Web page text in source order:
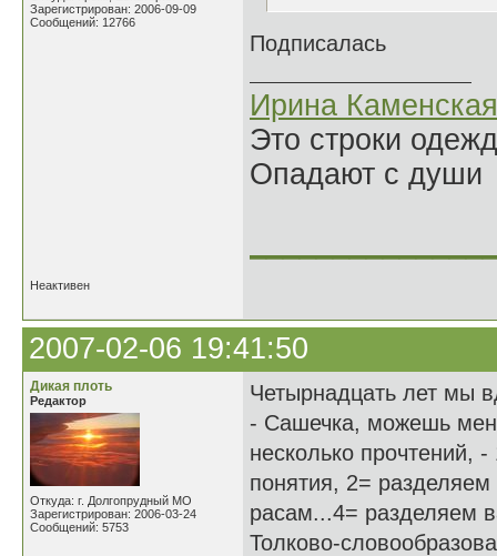
Зарегистрирован: 2006-09-09
Сообщений: 12766
Подписалась
Ирина Каменская
Это строки
Опадают с души
Неактивен
2007-02-06 19:41:50
Дикая плоть
Редактор
Откуда: г. Долгопрудный МО
Зарегистрирован: 2006-03-24
Сообщений: 5753
Четырнадцать лет мы
- Сашечка, можешь
несколько прочтений,
понятия, 2=
расам...4= разделяем
Толково-